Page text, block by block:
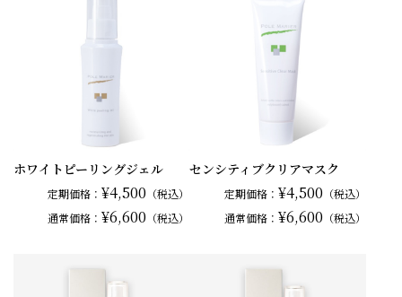
ホワイトピーリングジェル
定期価格：¥4,500 （税込）
通常価格：¥6,600 （税込）
センシティブクリアマスク
定期価格： ¥4,500 （税込）
通常価格： ¥6,600 （税込）